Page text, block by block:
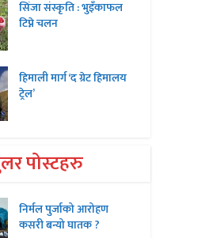
सिंजा संस्कृति : भुइँकाफल
टिप्ने चलन
हिमाली मार्ग ‘द ग्रेट हिमालय
ट्रेल’
पोस्टहरु
निर्मल पुर्जाको आरोहण
कसरी बन्यो घातक ?